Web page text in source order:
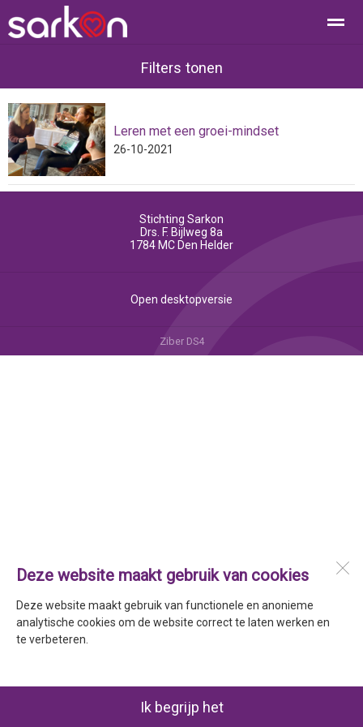
Home Bellen Contact E-mail
Deze website maakt gebruik van cookies
Deze website maakt gebruik van functionele en anonieme
analytische cookies om de website correct te laten werken en
te verbeteren.
Ik begrijp het
Filters tonen
Leren met een groei-mindset
26-10-2021
Stichting Sarkon
Drs. F. Bijlweg 8a
1784 MC Den Helder
Open desktopversie
Ziber DS4